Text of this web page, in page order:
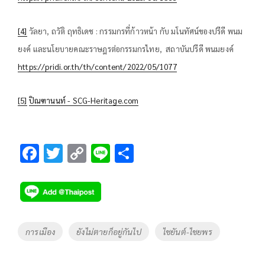
[4] วัลยา, ถวัติ ฤทธิเดช : กรรมกรที่ก้าวหน้า กับ มโนทัศน์ของปรีดี พนม
ยงค์ และนโยบายคณะราษฎรต่อกรรมกรไทย, สถาบันปรีดี พนมยงค์
https://pridi.or.th/th/content/2022/05/1077
[5] ปิณฑานนท์ - SCG-Heritage.com
F
e
b
o
T
tt
er
C
p
y
Li
Li
Tags
การเมือง ยังไม่ตายก็อยู่กันไป ไชยันต์-ไชยพร